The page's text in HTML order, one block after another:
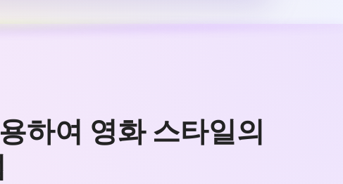
하여 영화 스타일의